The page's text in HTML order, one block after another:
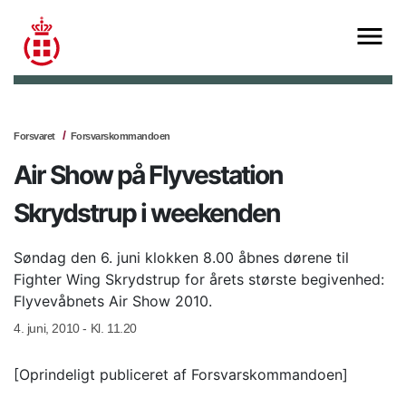
Forsvaret Forsvarskommandoen
Air Show på Flyvestation
Skrydstrup i weekenden
Søndag den 6. juni klokken 8.00 åbnes dørene til
Fighter Wing Skrydstrup for årets største begivenhed:
Flyvevåbnets Air Show 2010.
4. juni, 2010 - Kl. 11.20
[Oprindeligt publiceret af Forsvarskommandoen]